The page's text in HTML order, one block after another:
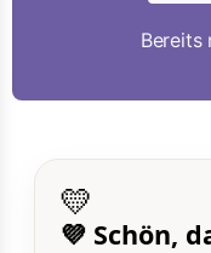
Bereits
💛
💜 Schön,